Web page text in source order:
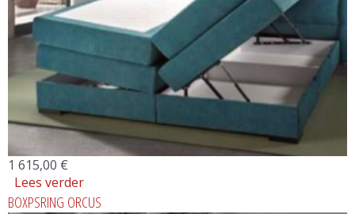
1 615,00 €
Lees verder
BOXPSRING ORCUS